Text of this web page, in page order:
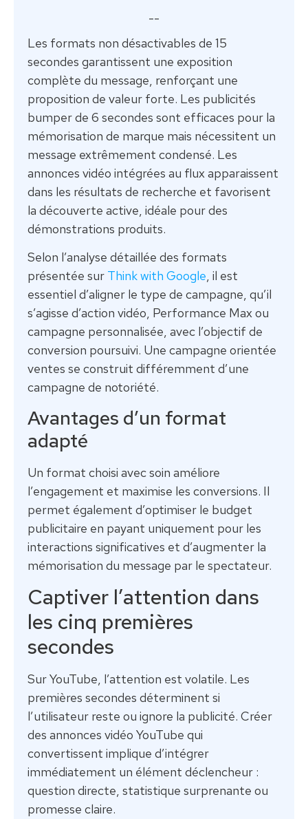
--
Les formats non désactivables de 15
secondes garantissent une exposition
complète du message, renforçant une
proposition de valeur forte. Les publicités
bumper de 6 secondes sont efficaces pour la
mémorisation de marque mais nécessitent un
message extrêmement condensé. Les
annonces vidéo intégrées au flux apparaissent
dans les résultats de recherche et favorisent
la découverte active, idéale pour des
démonstrations produits.
Selon l’analyse détaillée des formats
présentée sur Think with Google, il est
essentiel d’aligner le type de campagne, qu’il
s’agisse d’action vidéo, Performance Max ou
campagne personnalisée, avec l’objectif de
conversion poursuivi. Une campagne orientée
ventes se construit différemment d’une
campagne de notoriété.
Avantages d’un format
adapté
Un format choisi avec soin améliore
l’engagement et maximise les conversions. Il
permet également d’optimiser le budget
publicitaire en payant uniquement pour les
interactions significatives et d’augmenter la
mémorisation du message par le spectateur.
Captiver l’attention dans
les cinq premières
secondes
Sur YouTube, l’attention est volatile. Les
premières secondes déterminent si
l’utilisateur reste ou ignore la publicité. Créer
des annonces vidéo YouTube qui
convertissent implique d’intégrer
immédiatement un élément déclencheur :
question directe, statistique surprenante ou
promesse claire.